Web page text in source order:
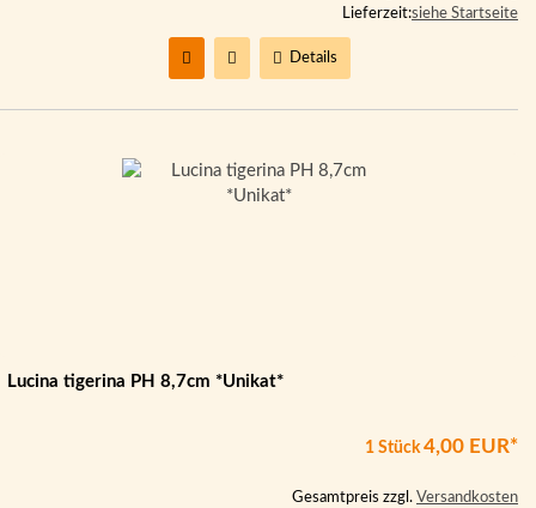
Lieferzeit:siehe Startseite
Details
Lucina tigerina PH 8,7cm *Unikat*
1 Stück4,00 EUR*
Gesamtpreis zzgl. Versandkosten